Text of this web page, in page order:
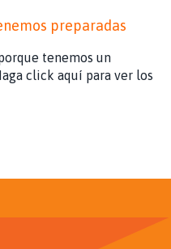
preparadas
tenemos un
click aquí para ver los